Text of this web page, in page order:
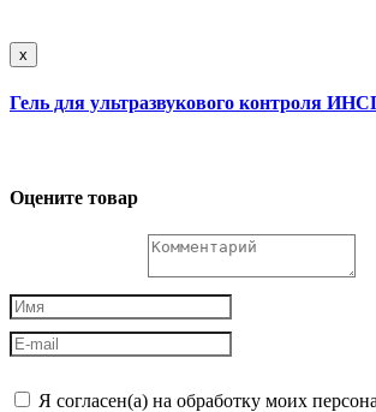
x
Гель для ультразвукового контроля
Оцените товар
Я согласен(а) на обработку моих